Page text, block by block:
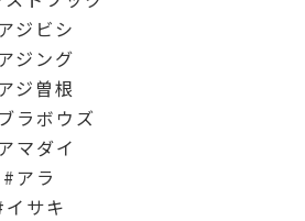
ジビシ
ジング
ジ曽根
ラボウズ
マダイ
アラ
イサキ